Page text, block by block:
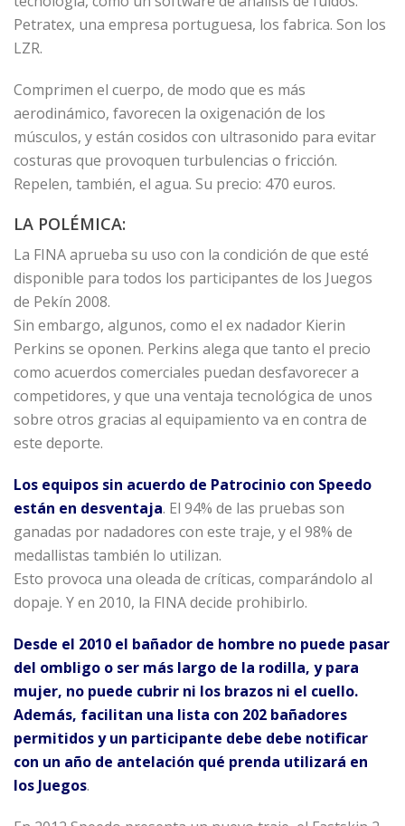
Petratex, una empresa portuguesa, los fabrica. Son los
LZR.
Comprimen el cuerpo, de modo que es más
aerodinámico, favorecen la oxigenación de los
músculos, y están cosidos con ultrasonido para evitar
costuras que provoquen turbulencias o fricción.
Repelen, también, el agua. Su precio: 470 euros.
LA POLÉMICA:
La FINA aprueba su uso con la condición de que esté
disponible para todos los participantes de los Juegos
de Pekín 2008.
Sin embargo, algunos, como el ex nadador Kierin
Perkins se oponen. Perkins alega que tanto el precio
como acuerdos comerciales puedan desfavorecer a
competidores, y que una ventaja tecnológica de unos
sobre otros gracias al equipamiento va en contra de
este deporte.
Los equipos sin acuerdo de Patrocinio con Speedo
están en desventaja. El 94% de las pruebas son
ganadas por nadadores con este traje, y el 98% de
medallistas también lo utilizan.
Esto provoca una oleada de críticas, comparándolo al
dopaje. Y en 2010, la FINA decide prohibirlo.
Desde el 2010 el bañador de hombre no puede pasar
del ombligo o ser más largo de la rodilla, y para
mujer, no puede cubrir ni los brazos ni el cuello.
Además, facilitan una lista con 202 bañadores
permitidos y un participante debe debe notificar
con un año de antelación qué prenda utilizará en
los Juegos.